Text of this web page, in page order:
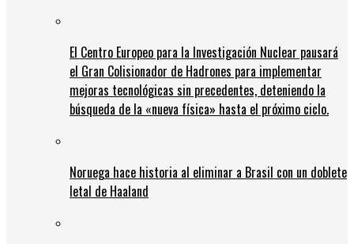
El Centro Europeo para la Investigación Nuclear pausará
el Gran Colisionador de Hadrones para implementar
mejoras tecnológicas sin precedentes, deteniendo la
búsqueda de la «nueva física» hasta el próximo ciclo.
Noruega hace historia al eliminar a Brasil con un doblete
letal de Haaland